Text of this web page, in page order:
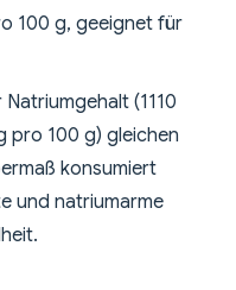
100 g, geeignet für
Natriumgehalt (1110
pro 100 g) gleichen
konsumiert
und natriumarme